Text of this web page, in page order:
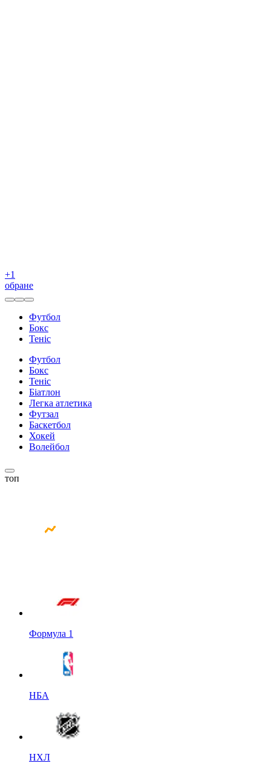
+1
обране
Футбол
Бокс
Теніс
Футбол
Бокс
Теніс
Біатлон
Легка атлетика
Футзал
Баскетбол
Хокей
Волейбол
топ
Формула 1
НБА
НХЛ